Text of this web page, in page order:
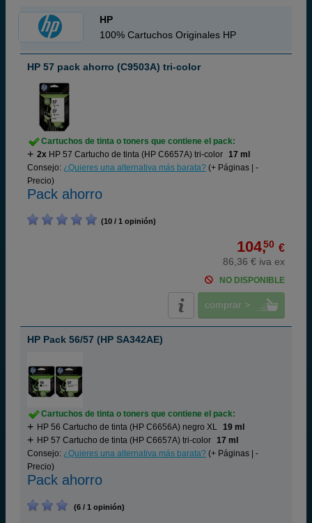
HP
100% Cartuchos Originales HP
HP 57 pack ahorro (C9503A) tri-color
Cartuchos de tinta o toners que contiene el pack:
2x HP 57 Cartucho de tinta (HP C6657A) tri-color 17 ml
Consejo: ¿Quieres una alternativa más barata? (+ Páginas | -
Precio)
Pack ahorro
(10 / 1 opinión)
104,50 €
86,36 € iva ex
NO DISPONIBLE
comprar >
HP Pack 56/57 (HP SA342AE)
Cartuchos de tinta o toners que contiene el pack:
HP 56 Cartucho de tinta (HP C6656A) negro XL 19 ml
HP 57 Cartucho de tinta (HP C6657A) tri-color 17 ml
Consejo: ¿Quieres una alternativa más barata? (+ Páginas | -
Precio)
Pack ahorro
(6 / 1 opinión)